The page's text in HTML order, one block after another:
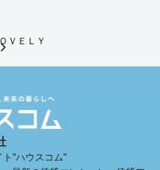
ＶＥＬＹ
"ハウスコム"